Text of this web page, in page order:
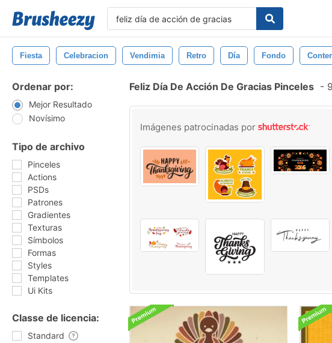
Fiesta Celebracion Vendimia Retro Día Fondo
Ordenar por:
Mejor Resultado
Novísimo
Tipo de archivo
Pinceles
Actions
PSDs
Patrones
Gradientes
Texturas
Símbolos
Formas
Styles
Templates
Ui Kits
Classe de licencia:
Standard
Feliz Día De Acción De Gracias Pinceles -
Imágenes patrocinadas por